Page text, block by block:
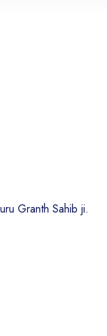
Granth Sahib ji.